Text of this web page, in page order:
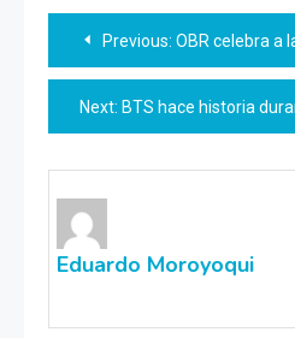
Navegación
de
entradas
Previous: OBR celebra a las
Next: BTS hace historia
Eduardo Moroyoqui